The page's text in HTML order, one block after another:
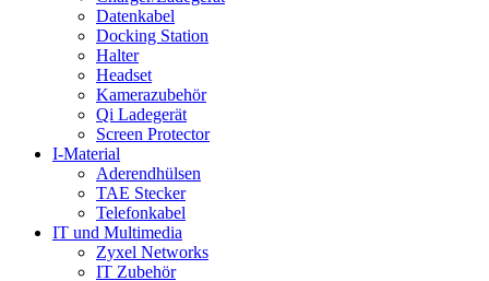
Datenkabel
Docking Station
Halter
Headset
Kamerazubehör
Qi Ladegerät
Screen Protector
I-Material
Aderendhülsen
TAE Stecker
Telefonkabel
IT und Multimedia
Zyxel Networks
IT Zubehör